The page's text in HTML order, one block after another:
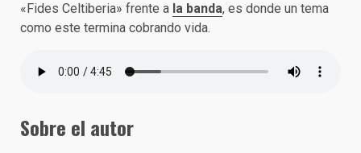
«Fides Celtiberia» frente a la banda, es donde un tema
como este termina cobrando vida.
Sobre el autor